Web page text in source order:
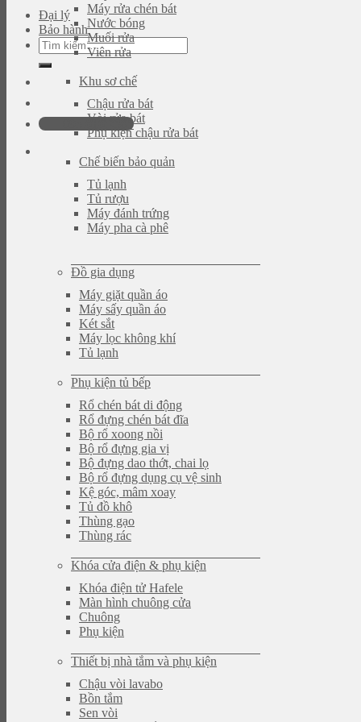
Đại lý
Bảo hành
Tìm
kiếm:
093.616.2365
Máy rửa chén bát
Nước bóng
Muối rửa
Viên rửa
Khu sơ chế
Chậu rửa bát
Vòi rửa bát
Phụ kiện chậu rửa bát
Chế biến bảo quản
Tủ lạnh
Tủ rượu
Máy đánh trứng
Máy pha cà phê
Đồ gia dụng
Máy giặt quần áo
Máy sấy quần áo
Két sắt
Máy lọc không khí
Tủ lạnh
Phụ kiện tủ bếp
Rổ chén bát di động
Rổ đựng chén bát đĩa
Bộ rổ xoong nồi
Bộ rổ đựng gia vị
Bộ đựng dao thớt, chai lọ
Bộ rổ đựng dụng cụ vệ sinh
Kệ góc, mâm xoay
Tủ đồ khô
Thùng gạo
Thùng rác
Khóa cửa điện & phụ kiện
Khóa điện tử Hafele
Màn hình chuông cửa
Chuông
Phụ kiện
Thiết bị nhà tắm và phụ kiện
Chậu vòi lavabo
Bồn tắm
Sen vòi